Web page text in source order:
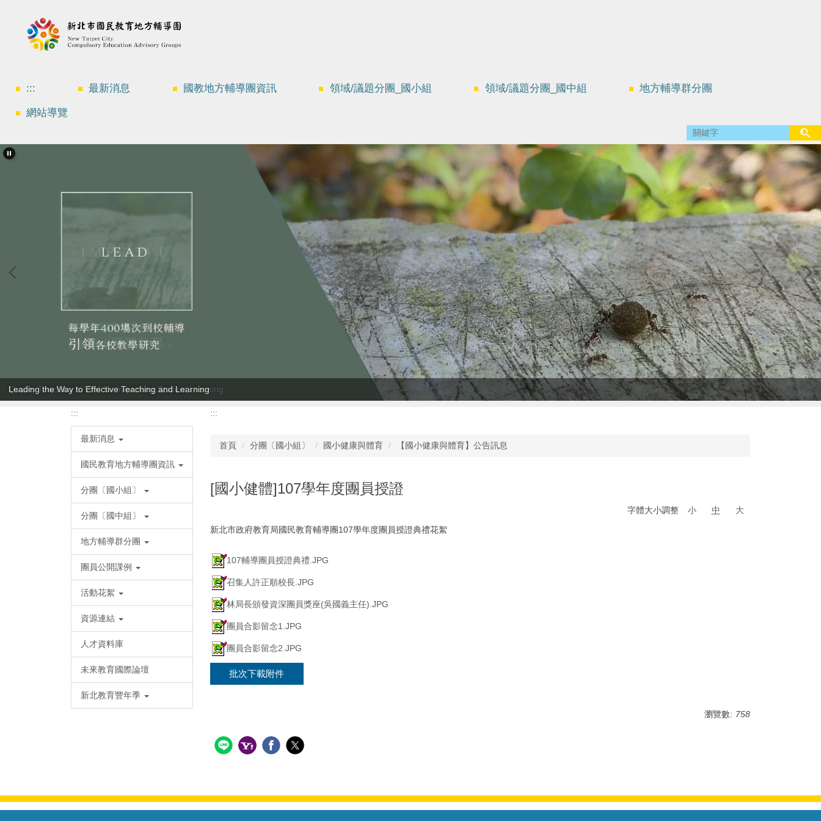
::: 最新消息 國教地方輔導團資訊 領域/議題分團_國小組 領域/議題分團_國中組 地方輔導群分團
網站導覽
Leading the Way to Effective Teaching and Learning
:::
最新消息
國民教育地方輔導團資訊
分團〔國小組〕
分團〔國中組〕
地方輔導群分團
團員公開課例
活動花絮
資源連結
人才資料庫
未來教育國際論壇
新北教育豐年季
:::
首頁 分團〔國小組〕 國小健康與體育 【國小健康與體育】公告訊息
[國小健體]107學年度團員授證
字體大小調整 小 中
大
新北市政府教育局國民教育輔導團107學年度團員授證典禮花絮
107輔導團員授證典禮.JPG
召集人許正順校長.JPG
林局長頒發資深團員獎座(吳國義主任).JPG
團員合影留念1.JPG
團員合影留念2.JPG
批次下載附件
瀏覽數: 758